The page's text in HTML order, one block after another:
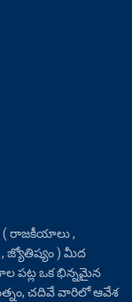
( రాజకీయాలు ,
, జ్యోతిష్యం ) మీద
పట్ల ఒక భిన్నమైన
చదివే వారిలో ఆవేశ